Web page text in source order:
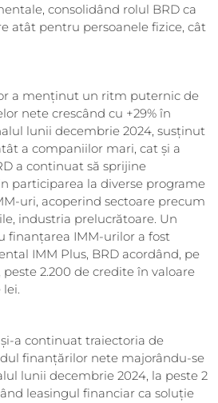
consolidând rolul BRD ca
atât pentru persoanele fizice, cât
a menținut un ritm puternic de
nete crescând cu +29% în
lunii decembrie 2024, susținut
a companiilor mari, cat și a
a continuat să sprijine
participarea la diverse programe
uri, acoperind sectoare precum
industria prelucrătoare. Un
finanțarea IMM-urilor a fost
IMM Plus, BRD acordând, pe
2.200 de credite în valoare
a continuat traiectoria de
finanțărilor nete majorându-se
lunii decembrie 2024, la peste 2
leasingul financiar ca soluție